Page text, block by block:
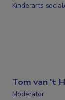
Kinderarts
Tom van 't
Moderator